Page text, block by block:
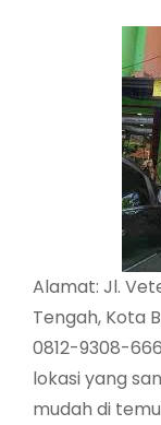
Alamat: Jl.
Tengah, Kota
0812-9308-
lokasi yang
mudah di